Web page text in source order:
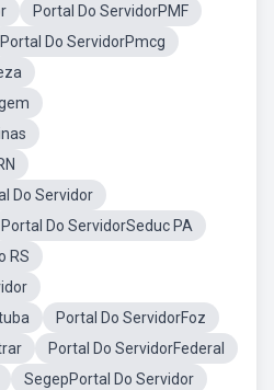
Portal Do ServidorPMF
Portal Do ServidorPmcg
Do Servidor
Portal Do ServidorSeduc PA
RS
Portal Do ServidorFoz
Portal Do ServidorFederal
SegepPortal Do Servidor